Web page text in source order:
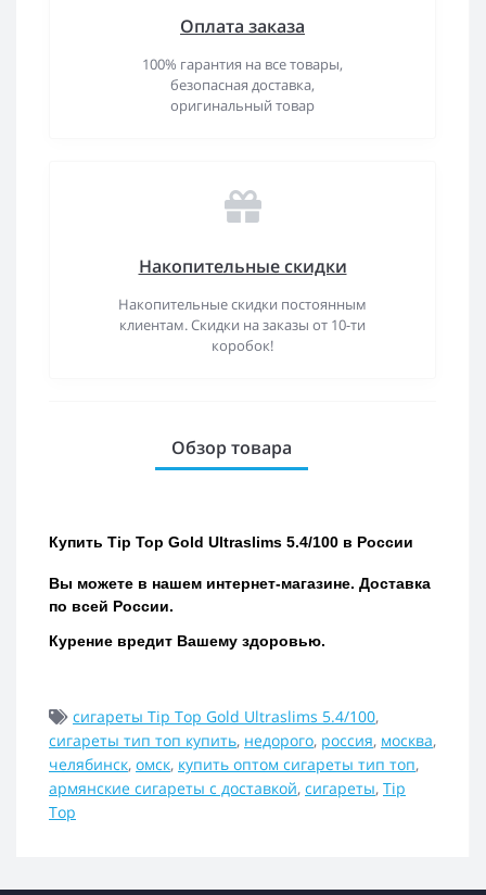
Оплата заказа
100% гарантия на все товары,
безопасная доставка,
оригинальный товар
Накопительные скидки
Накопительные скидки постоянным
клиентам. Скидки на заказы от 10-ти
коробок!
Обзор товара
Купить Tip Top Gold Ultraslims 5.4/100 в России
Вы можете в нашем интернет-магазине. Доставка
по всей России.
Курение вредит Вашему здоровью.
сигареты Tip Top Gold Ultraslims 5.4/100,
сигареты тип топ купить, недорого, россия, москва,
челябинск, омск, купить оптом сигареты тип топ,
армянские сигареты с доставкой, сигареты, Tip
Top